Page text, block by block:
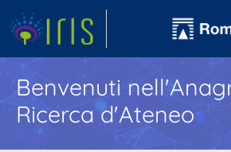
Benvenuti
Ricerca d'Ateneo